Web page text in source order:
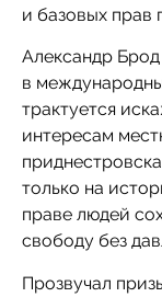
и базовых прав
Александр
в
трактуется
интересам
только на
праве людей
свободу без
Прозвучал